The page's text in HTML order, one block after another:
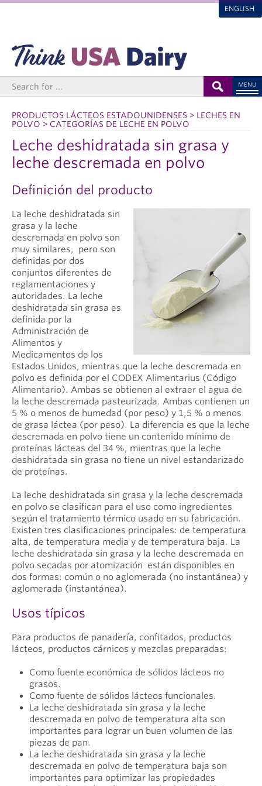
ENGLISH
MENU
PRODUCTOS LÁCTEOS ESTADOUNIDENSES > LECHES EN
POLVO > CATEGORÍAS DE LECHE EN POLVO
Leche deshidratada sin grasa y
leche descremada en polvo
Definición del producto
La leche deshidratada sin
grasa y la leche
descremada en polvo son
muy similares, pero son
definidas por dos
conjuntos diferentes de
reglamentaciones y
autoridades. La leche
deshidratada sin grasa es
definida por la
Administración de
Alimentos y
Medicamentos de los
Estados Unidos, mientras que la leche descremada en
polvo es definida por el CODEX Alimentarius (Código
Alimentario). Ambas se obtienen al extraer el agua de
la leche descremada pasteurizada. Ambas contienen un
5 % o menos de humedad (por peso) y 1,5 % o menos
de grasa láctea (por peso). La diferencia es que la leche
descremada en polvo tiene un contenido mínimo de
proteínas lácteas del 34 %, mientras que la leche
deshidratada sin grasa no tiene un nivel estandarizado
de proteínas.
La leche deshidratada sin grasa y la leche descremada
en polvo se clasifican para el uso como ingredientes
según el tratamiento térmico usado en su fabricación.
Existen tres clasificaciones principales: de temperatura
alta, de temperatura media y de temperatura baja. La
leche deshidratada sin grasa y la leche descremada en
polvo secadas por atomización están disponibles en
dos formas: común o no aglomerada (no instantánea) y
aglomerada (instantánea).
Usos típicos
Para productos de panadería, confitados, productos
lácteos, productos cárnicos y mezclas preparadas:
Como fuente económica de sólidos lácteos no
grasos.
Como fuente de sólidos lácteos funcionales.
La leche deshidratada sin grasa y la leche
descremada en polvo de temperatura alta son
importantes para lograr un buen volumen de las
piezas de pan.
La leche deshidratada sin grasa y la leche
descremada en polvo de temperatura baja son
importantes para optimizar las propiedades